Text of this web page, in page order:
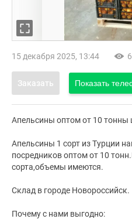
15 декабря 2025, 13:44
Заказать Показать
Апельсины оптом от 10 тонны
Апельсины 1 сорт из Турции
посредников оптом от 10
сорта,объемы имеются.
Склад в городе Новороссийск.
Почему с нами выгодно: